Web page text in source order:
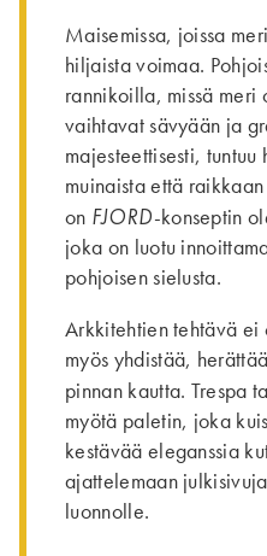
Maisemissa, joissa
hiljaista voimaa.
rannikoilla, missä
vaihtavat sävyään ja
majesteettisesti,
muinaista että
on FJORD-konseptin
joka on luotu
pohjoisen sielusta.
Arkkitehtien tehtävä
myös yhdistää,
pinnan kautta. Trespa
myötä paletin, joka
kestävää eleganssia
ajattelemaan
luonnolle.